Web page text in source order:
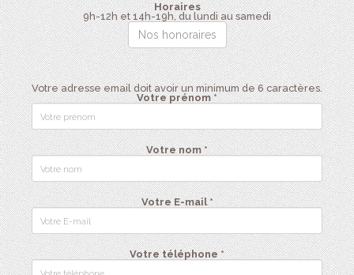
Horaires
9h-12h et 14h-19h, du lundi au samedi
Nos honoraires
Votre adresse email doit avoir un minimum de 6 caractères.
Votre prénom *
Votre nom *
Votre E-mail *
Votre téléphone *